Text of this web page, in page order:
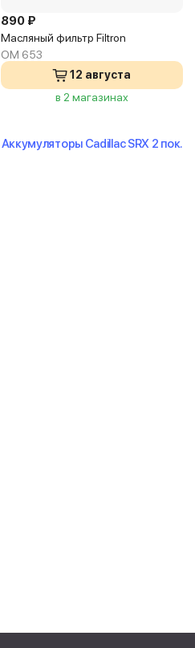
890 ₽
Масляный фильтр Filtron
OM 653
12 августа
в 2 магазинах
Аккумуляторы Cadillac SRX 2 пок.